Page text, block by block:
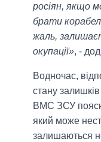
росіян, якщо
брати
жаль,
окупації», -
Водночас,
стану
ВМС ЗСУ
який може
залишаються